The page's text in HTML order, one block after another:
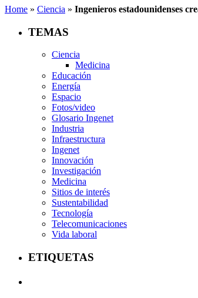
Home » Ciencia » Ingenieros estadounidenses
TEMAS
Ciencia
Medicina
Educación
Energía
Espacio
Fotos/video
Glosario Ingenet
Industria
Infraestructura
Ingenet
Innovación
Investigación
Medicina
Sitios de interés
Sustentabilidad
Tecnología
Telecomunicaciones
Vida laboral
ETIQUETAS